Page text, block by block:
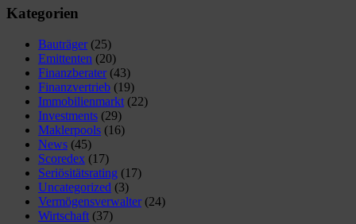
Kategorien
Bauträger(25)
Emittenten (20)
Finanzberater(43)
Finanzvertrieb (19)
Immobilienmarkt (22)
Investments (29)
Maklerpools (16)
News (45)
Scoredex (17)
Seriösitätsrating (17)
Uncategorized (3)
Vermögensverwalter(24)
Wirtschaft (37)